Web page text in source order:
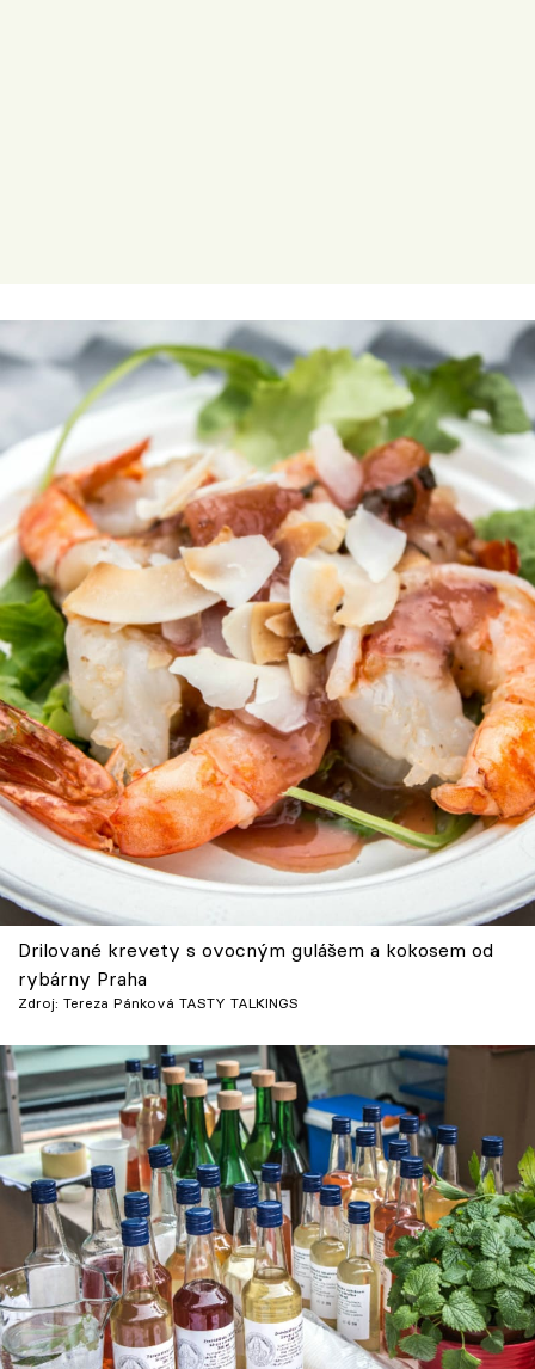
Drilované krevety s ovocným gulášem a kokosem od
rybárny Praha
Zdroj: Tereza Pánková TASTY TALKINGS